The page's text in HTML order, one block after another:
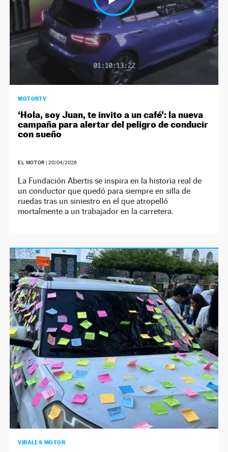
MOTORTV
‘Hola, soy Juan, te invito a un café’: la nueva
campaña para alertar del peligro de conducir
con sueño
EL MOTOR | 20/04/2026
La Fundación Abertis se inspira en la historia real de
un conductor que quedó para siempre en silla de
ruedas tras un siniestro en el que atropelló
mortalmente a un trabajador en la carretera.
VIRALES MOTOR